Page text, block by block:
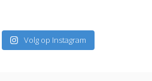
Volg op Instagram